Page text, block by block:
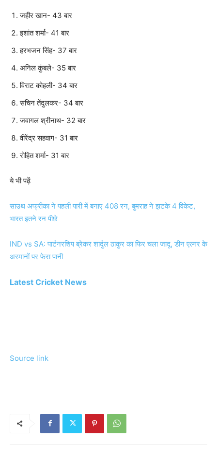
जहीर खान- 43 बार
इशांत शर्मा- 41 बार
हरभजन सिंह- 37 बार
अनिल कुंबले- 35 बार
विराट कोहली- 34 बार
सचिन तेंदुलकर- 34 बार
जवागल श्रीनाथ- 32 बार
वीरेंद्र सहवाग- 31 बार
रोहित शर्मा- 31 बार
ये भी पढ़ें
साउथ अफ्रीका ने पहली पारी में बनाए 408 रन, बुमराह ने झटके 4 विकेट,
भारत इतने रन पीछे
IND vs SA: पार्टनरशिप ब्रेकर शार्दुल ठाकुर का फिर चला जादू, डीन एल्गर के
अरमानों पर फेरा पानी
Latest Cricket News
Source link